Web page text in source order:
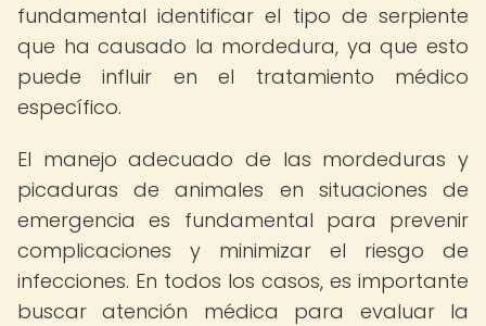
fundamental identificar el tipo de serpiente
que ha causado la mordedura, ya que esto
puede influir en el tratamiento médico
específico.
El manejo adecuado de las mordeduras y
picaduras de animales en situaciones de
emergencia es fundamental para prevenir
complicaciones y minimizar el riesgo de
infecciones. En todos los casos, es importante
buscar atención médica para evaluar la